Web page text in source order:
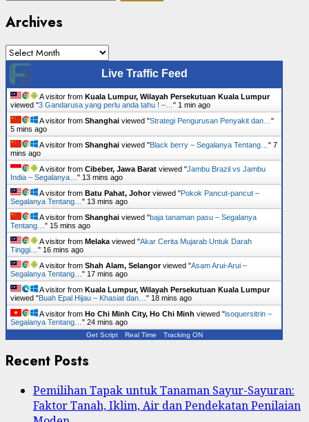
Archives
Archives
Live Traffic Feed
A visitor from Kuala Lumpur, Wilayah Persekutuan Kuala Lumpur
viewed "3 Gandarusa yang perlu anda tahu ! –… " 1 min ago
A visitor from Shanghai viewed "Strategi Pengurusan Penyakit dan… "
5 mins ago
A visitor from Shanghai viewed "Black berry – Segalanya Tentang… " 7
mins ago
A visitor from Cibeber, Jawa Barat viewed "Jambu Brazil vs Jambu
India – Segalanya… " 13 mins ago
A visitor from Batu Pahat, Johorviewed "Pokok Pancut-pancut –
Segalanya Tentang… " 13 mins ago
A visitor from Shanghai viewed "baja tanaman pasu – Segalanya
Tentang… " 15 mins ago
A visitor from Melaka viewed "Akar Cerita Mujarab Untuk Darah
Tinggi… " 16 mins ago
A visitor from Shah Alam, Selangorviewed "Asam Arui-Arui –
Segalanya Tentang… " 17 mins ago
A visitor from Kuala Lumpur, Wilayah Persekutuan Kuala Lumpur
viewed "Buah Epal Hijau – Khasiat dan… " 18 mins ago
A visitor from Ho Chi Minh City, Ho Chi Minh viewed "isoquersitrin –
Segalanya Tentang… " 24 mins ago
Get Script Real Time Tracking ON
Recent Posts
Pemilihan Tapak untuk Tanaman Sayur-Sayuran:
Faktor Tanah, Iklim, Air dan Pendekatan Penilaian